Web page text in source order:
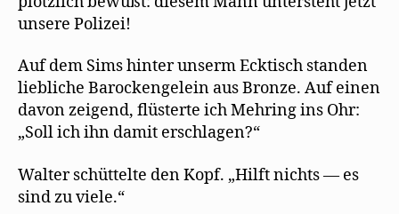
unsere Polizei!
Auf dem Sims hinter unserm Ecktisch standen
liebliche Barockengelein aus Bronze. Auf einen
davon zeigend, flüsterte ich Mehring ins Ohr:
„Soll ich ihn damit erschlagen?“
Walter schüttelte den Kopf. „Hilft nichts — es
sind zu viele.“